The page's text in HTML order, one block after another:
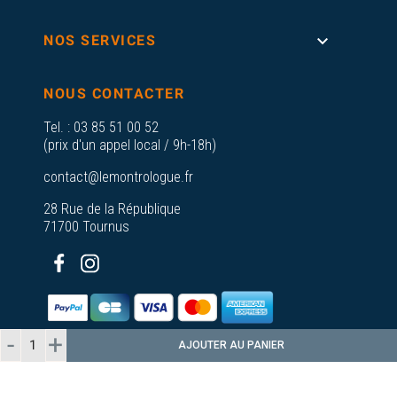
AJOUTER AU PANIER
NOS SERVICES 
NOUS CONTACTER
Tel. : 03 85 51 00 52
(prix d'un appel local / 9h-18h)
contact@lemontrologue.fr
28 Rue de la République
71700 Tournus